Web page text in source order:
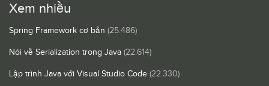
Xem nhiều
Spring Framework cơ bản (25.486)
Nói về Serialization trong Java (22.614)
Lập trình Java với Visual Studio Code (22.330)